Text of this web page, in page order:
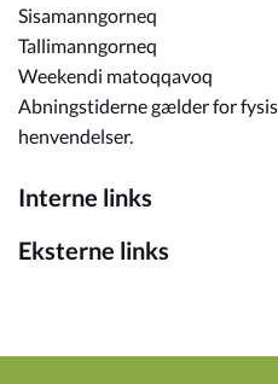
Sisamanngorneq
Tallimanngorneq
Weekendi matoqqavoq
Abningstiderne gælder for
henvendelser.
Interne links
Eksterne links